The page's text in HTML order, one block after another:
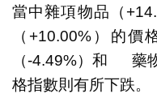
當中雜項物品（
（+10.00%）的
（-4.49%）和 藥
格指數則有所下跌。